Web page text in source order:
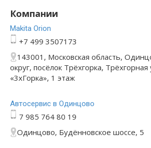
Компании
Makita Orion
+7 499 3507173
143001, Московская область,
округ, посёлок Трёхгорка,
«3хГорка», 1 этаж
Автосервис в Одинцово
7 985 764 80 19
Одинцово, Будённовское шоссе, 5